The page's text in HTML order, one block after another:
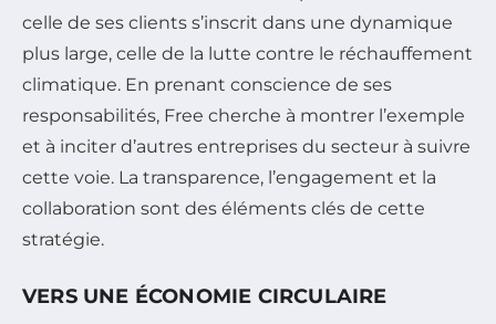
celle de ses clients s’inscrit dans une dynamique
plus large, celle de la lutte contre le réchauffement
climatique. En prenant conscience de ses
responsabilités, Free cherche à montrer l’exemple
et à inciter d’autres entreprises du secteur à suivre
cette voie. La transparence, l’engagement et la
collaboration sont des éléments clés de cette
stratégie.
VERS UNE ÉCONOMIE CIRCULAIRE